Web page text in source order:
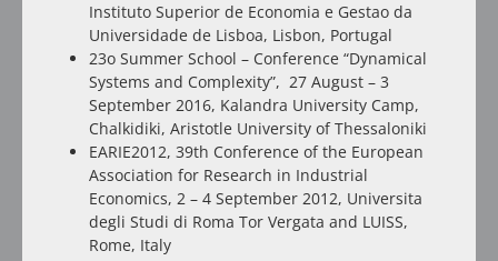
Instituto Superior de Economia e Gestao da
Universidade de Lisboa, Lisbon, Portugal
23o Summer School – Conference “Dynamical
Systems and Complexity”, 27 August – 3
September 2016, Kalandra University Camp,
Chalkidiki, Aristotle University of Thessaloniki
EARIE2012, 39th Conference of the European
Association for Research in Industrial
Economics, 2 – 4 September 2012, Universita
degli Studi di Roma Tor Vergata and LUISS,
Rome, Italy